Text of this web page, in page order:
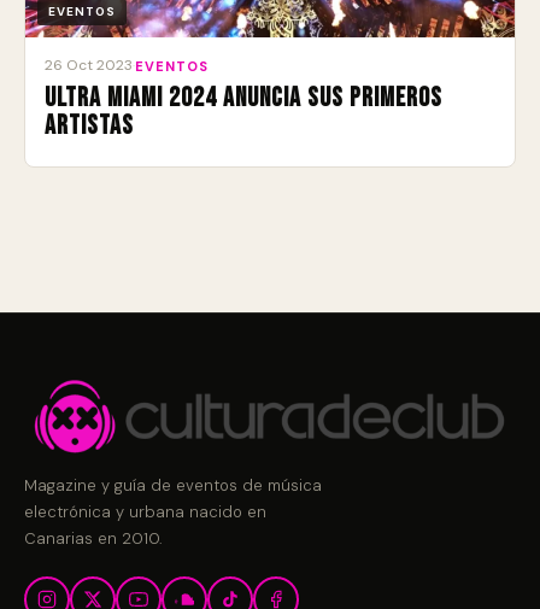
EVENTOS
26 Oct 2023 EVENTOS
ULTRA Miami 2024 anuncia sus primeros
artistas
Magazine y guía de eventos de música
electrónica y urbana nacido en
Canarias en 2010.